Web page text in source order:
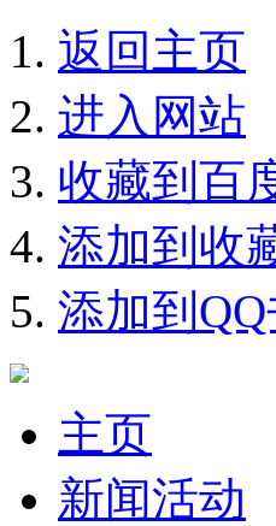
返回主页
进入网站
收藏到百
添加到收
添加到
主页
新闻活动